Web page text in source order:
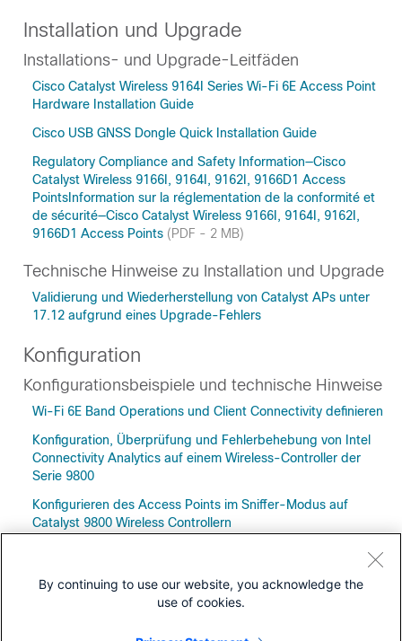
Installation und Upgrade
Installations- und Upgrade-Leitfäden
Cisco Catalyst Wireless 9164I Series Wi-Fi 6E Access Point
Hardware Installation Guide
Cisco USB GNSS Dongle Quick Installation Guide
Regulatory Compliance and Safety Information—Cisco
Catalyst Wireless 9166I, 9164I, 9162I, 9166D1 Access
PointsInformation sur la réglementation de la conformité et
de sécurité—Cisco Catalyst Wireless 9166I, 9164I, 9162I,
9166D1 Access Points (PDF - 2 MB)
Technische Hinweise zu Installation und Upgrade
Validierung und Wiederherstellung von Catalyst APs unter
17.12 aufgrund eines Upgrade-Fehlers
Konfiguration
Konfigurationsbeispiele und technische Hinweise
Wi-Fi 6E Band Operations und Client Connectivity definieren
Konfiguration, Überprüfung und Fehlerbehebung von Intel
Connectivity Analytics auf einem Wireless-Controller der
Serie 9800
Konfigurieren des Access Points im Sniffer-Modus auf
Catalyst 9800 Wireless Controllern
By continuing to use our website, you acknowledge the
use of cookies.